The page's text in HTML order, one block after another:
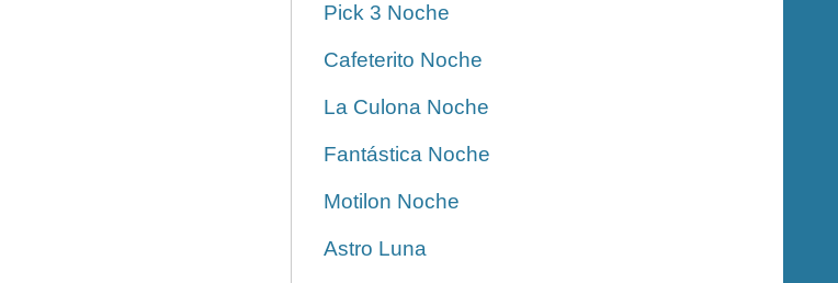
Pick 3 Noche
Cafeterito Noche
La Culona Noche
Fantástica Noche
Motilon Noche
Astro Luna